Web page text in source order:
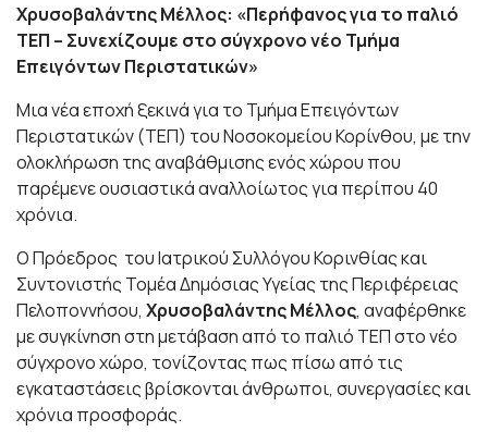
Χρυσοβαλάντης Μέλλος: «Περήφανος για το παλιό
ΤΕΠ – Συνεχίζουμε στο σύγχρονο νέο Τμήμα
Επειγόντων Περιστατικών»
Μια νέα εποχή ξεκινά για το Τμήμα Επειγόντων
Περιστατικών (ΤΕΠ) του Νοσοκομείου Κορίνθου, με την
ολοκλήρωση της αναβάθμισης ενός χώρου που
παρέμενε ουσιαστικά αναλλοίωτος για περίπου 40
χρόνια.
Ο Πρόεδρος του Ιατρικού Συλλόγου Κορινθίας και
Συντονιστής Τομέα Δημόσιας Υγείας της Περιφέρειας
Πελοποννήσου, Χρυσοβαλάντης Μέλλος, αναφέρθηκε
με συγκίνηση στη μετάβαση από το παλιό ΤΕΠ στο νέο
σύγχρονο χώρο, τονίζοντας πως πίσω από τις
εγκαταστάσεις βρίσκονται άνθρωποι, συνεργασίες και
χρόνια προσφοράς.